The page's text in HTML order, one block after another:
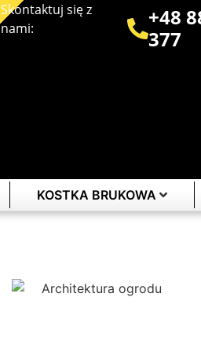
Skontaktuj się z
nami:
+48
377
KOSTKA BRUKOWA